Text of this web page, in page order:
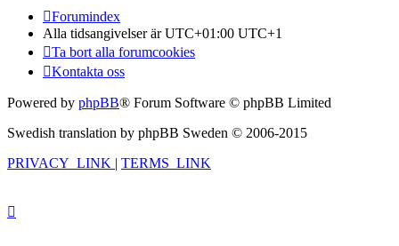
Forumindex
Alla tidsangivelser är UTC+01:00 UTC+1
Ta bort alla forumcookies
Kontakta oss
Powered by phpBB® Forum Software © phpBB Limited
Swedish translation by phpBB Sweden © 2006-2015
PRIVACY_LINK | TERMS_LINK